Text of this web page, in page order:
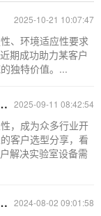
2025-10-21 10:07:47
、环境适应性要求
期成功助力某客户
独特价值。...
2025-09-11 08:42:54
，成为众多行业开
客户选型分享，看
解决实验室设备需
2024-08-02 09:01:58